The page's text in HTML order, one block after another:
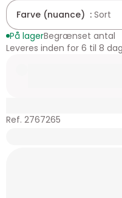
Farve (nuance) : Sort
På lagerBegrænset antal
Leveres inden for 6 til 8
Ref. 2767265